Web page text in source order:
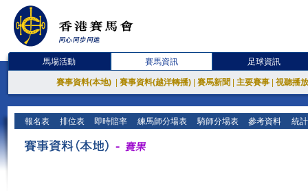
馬場活動 賽馬資訊 足球資訊
賽事資料(本地) 賽事資料(越洋轉播) 賽馬新聞 主要賽事 視聽播
報名表 排位表 即時賠率 練馬師分場表 騎師分場表 參考資料 統